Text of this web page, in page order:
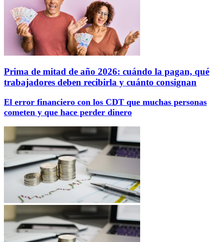
Prima de mitad de año 2026: cuándo la pagan, qué
trabajadores deben recibirla y cuánto consignan
El error financiero con los CDT que muchas personas
cometen y que hace perder dinero